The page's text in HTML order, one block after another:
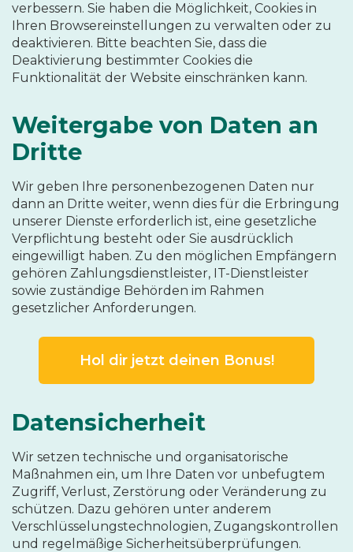
verbessern. Sie haben die Möglichkeit, Cookies in
Ihren Browsereinstellungen zu verwalten oder zu
deaktivieren. Bitte beachten Sie, dass die
Deaktivierung bestimmter Cookies die
Funktionalität der Website einschränken kann.
Weitergabe von Daten an
Dritte
Wir geben Ihre personenbezogenen Daten nur
dann an Dritte weiter, wenn dies für die Erbringung
unserer Dienste erforderlich ist, eine gesetzliche
Verpflichtung besteht oder Sie ausdrücklich
eingewilligt haben. Zu den möglichen Empfängern
gehören Zahlungsdienstleister, IT-Dienstleister
sowie zuständige Behörden im Rahmen
gesetzlicher Anforderungen.
Hol dir jetzt deinen Bonus!
Datensicherheit
Wir setzen technische und organisatorische
Maßnahmen ein, um Ihre Daten vor unbefugtem
Zugriff, Verlust, Zerstörung oder Veränderung zu
schützen. Dazu gehören unter anderem
Verschlüsselungstechnologien, Zugangskontrollen
und regelmäßige Sicherheitsüberprüfungen.